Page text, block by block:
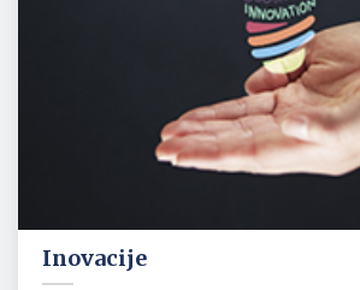
Inovacije